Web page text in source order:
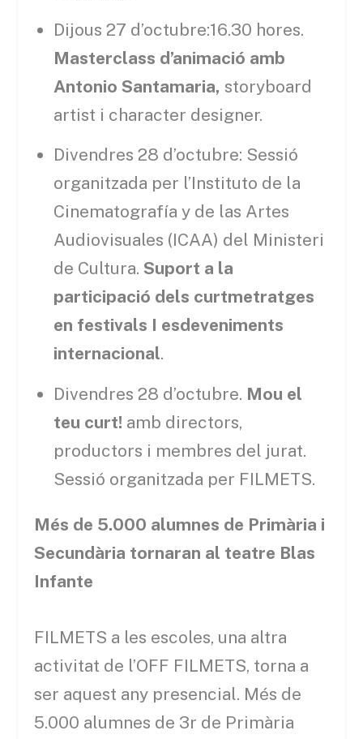
Dijous 27 d’octubre:16.30 hores.
Masterclass d’animació amb
Antonio Santamaria, storyboard
artist i character designer.
Divendres 28 d’octubre: Sessió
organitzada per l’Instituto de la
Cinematografía y de las Artes
Audiovisuales (ICAA) del Ministeri
de Cultura. Suport a la
participació dels curtmetratges
en festivals I esdeveniments
internacional.
Divendres 28 d’octubre. Mou el
teu curt! amb directors,
productors i membres del jurat.
Sessió organitzada per FILMETS.
Més de 5.000 alumnes de Primària i
Secundària tornaran al teatre Blas
Infante
FILMETS a les escoles, una altra
activitat de l’OFF FILMETS, torna a
ser aquest any presencial. Més de
5.000 alumnes de 3r de Primària